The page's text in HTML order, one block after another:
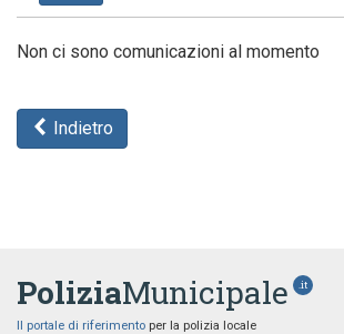
Non ci sono comunicazioni al momento
Indietro
PoliziaMunicipale .it
Il portale di riferimento per la polizia locale